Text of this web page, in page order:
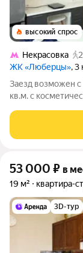
высокий спрос
Некрасовка
ЖК «Люберцы», 3
Заезд возможен
кв.м. с
монолитный, окна
53 000 ₽ в
19 м² квартира-
3D-тур